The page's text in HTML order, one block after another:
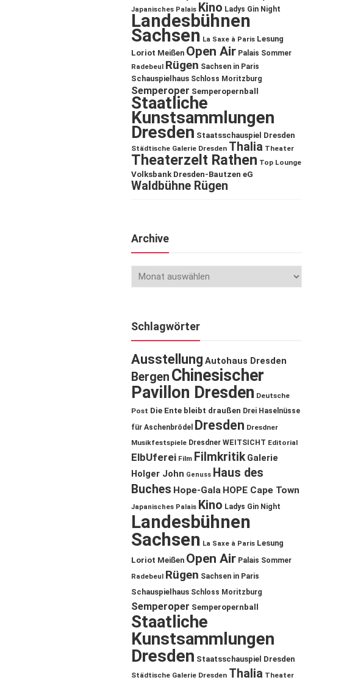
Japanisches Palais Kino Ladys Gin Night
Landesbühnen
Sachsen La Saxe à Paris Lesung
Loriot Meißen Open Air Palais Sommer
Radebeul Rügen Sachsen in Paris
Schauspielhaus Schloss Moritzburg
Semperoper Semperopernball
Staatliche
Kunstsammlungen
Dresden Staatsschauspiel Dresden
Städtische Galerie Dresden Thalia Theater
Theaterzelt Rathen Top Lounge
Volksbank Dresden-Bautzen eG
Waldbühne Rügen
Archive
Schlagwörter
Ausstellung Autohaus Dresden
Bergen Chinesischer
Pavillon Dresden Deutsche
Post Die Ente bleibt draußen Drei Haselnüsse
für Aschenbrödel
Dresden Dresdner
Musikfestspiele Dresdner WEITSICHT Editorial
ElbUferei Film Filmkritik Galerie
Holger John Genuss Haus des
Buches Hope-Gala HOPE Cape Town
Japanisches Palais Kino Ladys Gin Night
Landesbühnen
Sachsen La Saxe à Paris Lesung
Loriot Meißen Open Air Palais Sommer
Radebeul Rügen Sachsen in Paris
Schauspielhaus Schloss Moritzburg
Semperoper Semperopernball
Staatliche
Kunstsammlungen
Dresden Staatsschauspiel Dresden
Städtische Galerie Dresden Thalia Theater